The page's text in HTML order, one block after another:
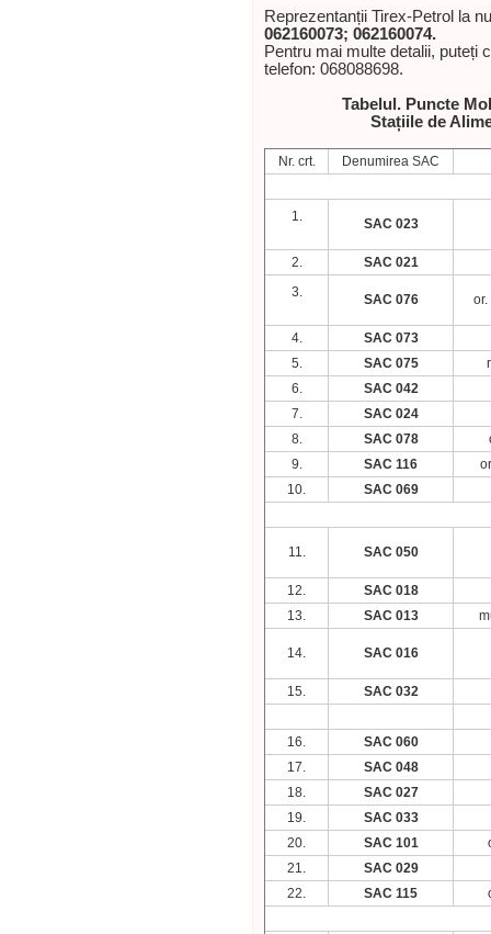
Reprezentanții Tirex-Petrol la
062160073; 062160074.
Pentru mai multe detalii, puteți
telefon: 068088698.
Tabelul. Puncte
Stațiile de
Nr. crt. Denumirea SAC
1. SAC 023
2.
SAC 021
3.
SAC 076
4.
SAC 073
5.
SAC 075
6.
SAC 042
7.
SAC 024
8.
SAC 078
9.
SAC 116
10.
SAC 069
11. SAC 050
12.
SAC 018
13.
SAC 013
14. SAC 016
15. SAC 032
16.
SAC 060
17.
SAC 048
18.
SAC 027
19.
SAC 033
20.
SAC 101
21.
SAC 029
22.
SAC 115